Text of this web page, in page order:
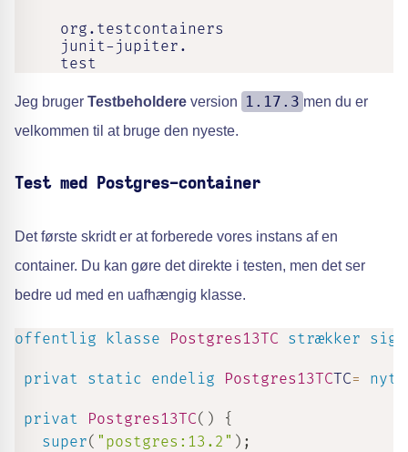
     org.testcontainers
     junit-jupiter.
     test
Jeg bruger Testbeholdere version 1.17.3 men du er
velkommen til at bruge den nyeste.
Test med Postgres-container
Det første skridt er at forberede vores instans af en
container. Du kan gøre det direkte i testen, men det ser
bedre ud med en uafhængig klasse.
offentlig klasse Postgres13TC strækker sig
privat static endelig Postgres13TCTC= nyt
privat Postgres13TC( )
{
super( "postgres:13.2" ) ;